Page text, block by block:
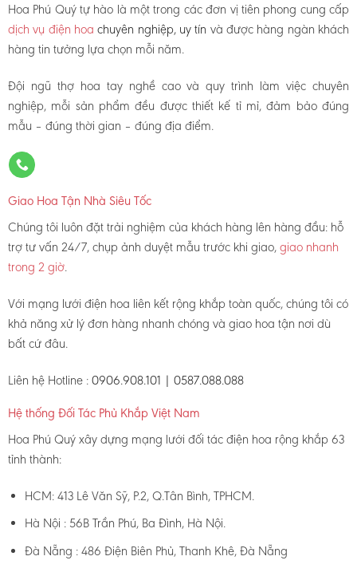
Hoa Phú Quý tự hào là một trong các đơn vị tiên phong cung cấp
dịch vụ điện hoachuyên nghiệp, uy tín và được hàng ngàn khách
hàng tin tưởng lựa chọn mỗi năm.
Đội ngũ thợ hoa tay nghề cao và quy trình làm việc chuyên
nghiệp, mỗi sản phẩm đều được thiết kế tỉ mỉ, đảm bảo đúng
mẫu – đúng thời gian – đúng địa điểm.
Giao Hoa Tận Nhà Siêu Tốc
Chúng tôi luôn đặt trải nghiệm của khách hàng lên hàng đầu: hỗ
trợ tư vấn 24/7, chụp ảnh duyệt mẫu trước khi giao,giao nhanh
trong 2 giờ.
Với mạng lưới điện hoa liên kết rộng khắp toàn quốc, chúng tôi có
khả năng xử lý đơn hàng nhanh chóng và giao hoa tận nơi dù
bất cứ đâu.
Liên hệ Hotline : 0906.908.101 | 0587.088.088
Hệ thống Đối Tác Phủ Khắp Việt Nam
Hoa Phú Quý xây dựng mạng lưới đối tác điện hoa rộng khắp 63
tỉnh thành:
HCM: 413 Lê Văn Sỹ, P.2, Q.Tân Bình, TPHCM.
Hà Nội : 56B Trần Phú, Ba Đình, Hà Nội.
Đà Nẵng : 486 Điện Biên Phủ, Thanh Khê, Đà Nẵng